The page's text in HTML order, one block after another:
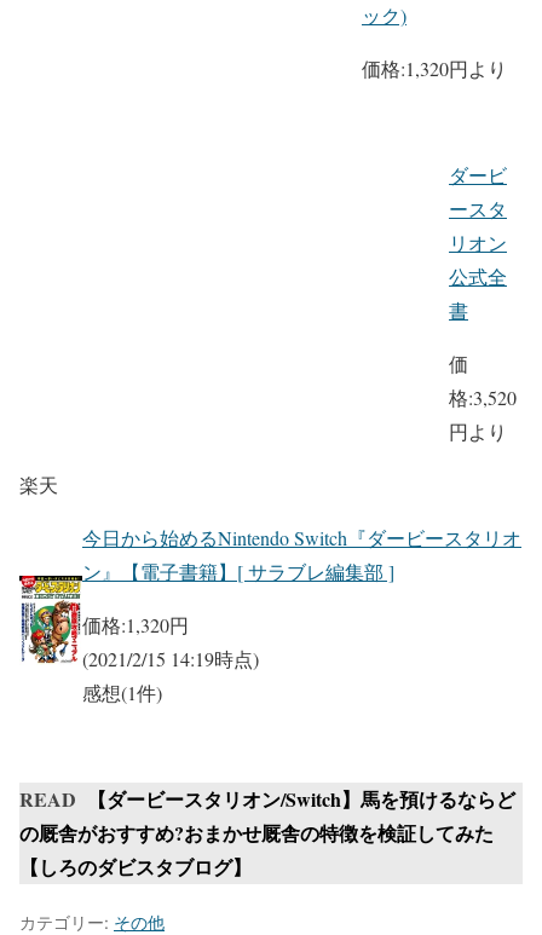
ック)
価格:1,320円より
ダービ
ースタ
リオン
公式全
書
価
格:3,520
円より
楽天
今日から始めるNintendo Switch『ダービースタリオ
ン』【電子書籍】[ サラブレ編集部 ]
価格:1,320円
(2021/2/15 14:19時点)
感想(1件)
READ
【ダービースタリオン/Switch】馬を預けるならど
の厩舎がおすすめ?おまかせ厩舎の特徴を検証してみた
【しろのダビスタブログ】
カテゴリー: その他